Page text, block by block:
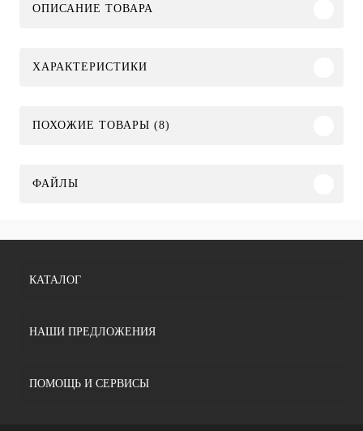
ОПИСАНИЕ ТОВАРА
ХАРАКТЕРИСТИКИ
ПОХОЖИЕ ТОВАРЫ (8)
ФАЙЛЫ
КАТАЛОГ
НАШИ ПРЕДЛОЖЕНИЯ
ПОМОЩЬ И СЕРВИСЫ